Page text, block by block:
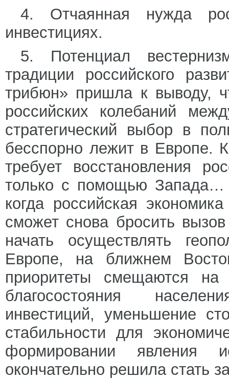
4. Отчаянная нужда
инвестициях.
5. Потенциал
традиции российского
трибюн» пришла к выводу,
российских колебаний
стратегический выбор в
бесспорно лежит в Европе.
требует восстановления
только с помощью
когда российская
сможет снова бросить
начать осуществлять
Европе, на ближнем
приоритеты смещаются
благосостояния
инвестиций, уменьшение
стабильности для
формировании явления
окончательно решила стать